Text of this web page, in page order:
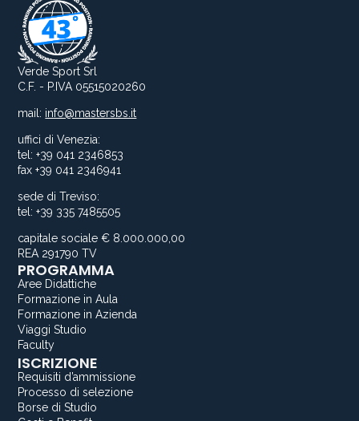
Verde Sport Srl
C.F. - P.IVA 05515020260
mail: info@mastersbs.it
uffici di Venezia:
tel: +39 041 2346853
fax +39 041 2346941
sede di Treviso:
tel: +39 335 7485505
capitale sociale € 8.000.000,00
REA 291790 TV
PROGRAMMA
Aree Didattiche
Formazione in Aula
Formazione in Azienda
Viaggi Studio
Faculty
ISCRIZIONE
Requisiti d’ammissione
Processo di selezione
Borse di Studio